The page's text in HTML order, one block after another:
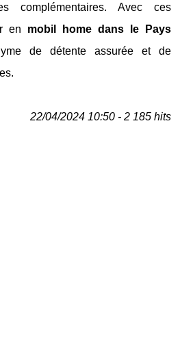
complémentaires. Avec ces
en mobil home dans le Pays
de détente assurée et de
22/04/2024 10:50 - 2 185 hits